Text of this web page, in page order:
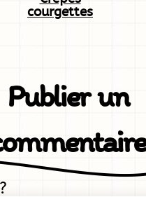
courgettes
Publier un